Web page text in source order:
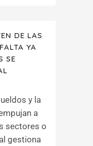
DE LAS
YA
SE
y la
a
sectores o
gestiona